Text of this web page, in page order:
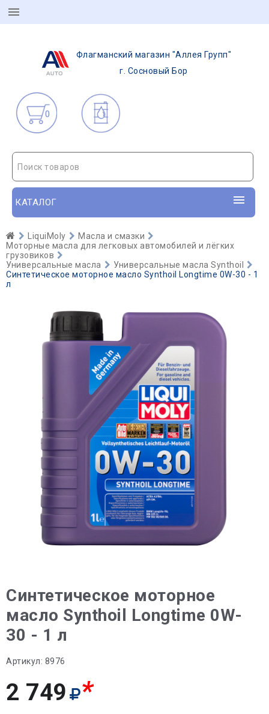
Флагманский магазин "Аллея Групп"
г. Сосновый Бор
0
Поиск товаров
КАТАЛОГ
LiquiMoly
Масла и смазки
Моторные масла для легковых автомобилей и лёгких
грузовиков
Универсальные масла
Универсальные масла Synthoil
Синтетическое моторное масло Synthoil Longtime 0W-30 - 1
л
Синтетическое моторное
масло Synthoil Longtime 0W-
30 - 1 л
Артикул: 8976
2 749 *